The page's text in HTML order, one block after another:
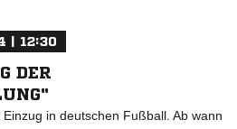
| 12:30
DER
in deutschen Fußball. Ab wann